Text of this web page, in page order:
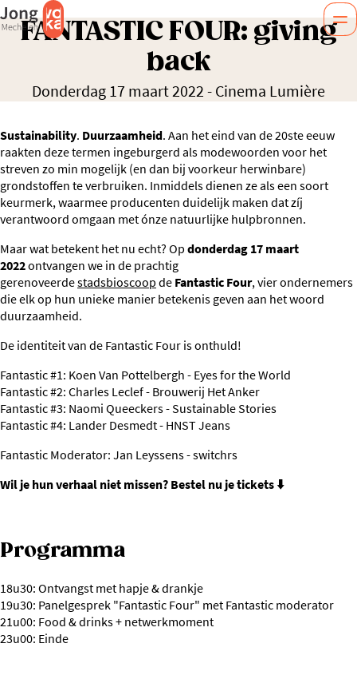
FANTASTIC FOUR: giving
back
Donderdag 17 maart 2022 - Cinema Lumière
Sustainability. Duurzaamheid. Aan het eind van de 20ste eeuw
raakten deze termen ingeburgerd als modewoorden voor het
streven zo min mogelijk (en dan bij voorkeur herwinbare)
grondstoffen te verbruiken. Inmiddels dienen ze als een soort
keurmerk, waarmee producenten duidelijk maken dat zíj
verantwoord omgaan met ónze natuurlijke hulpbronnen.
Maar wat betekent het nu echt? Op donderdag 17 maart
2022ontvangen we in de prachtig
gerenoveerdestadsbioscoop de Fantastic Four, vier ondernemers
die elk op hun unieke manier betekenis geven aan het woord
duurzaamheid.
De identiteit van de Fantastic Four is onthuld!
Fantastic #1: Koen Van Pottelbergh - Eyes for the World
Fantastic #2: Charles Leclef - Brouwerij Het Anker
Fantastic #3: Naomi Queeckers - Sustainable Stories
Fantastic #4: Lander Desmedt - HNST Jeans
Fantastic Moderator: Jan Leyssens - switchrs
Wil je hun verhaal niet missen? Bestel nu je tickets ⬇️
Programma
18u30: Ontvangst met hapje & drankje
19u30: Panelgesprek "Fantastic Four" met Fantastic moderator
21u00: Food & drinks + netwerkmoment
23u00: Einde